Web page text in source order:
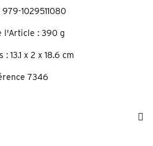
979-1029511080
l'Article : 390 g
: 13.1 x 2 x 18.6 cm
7346